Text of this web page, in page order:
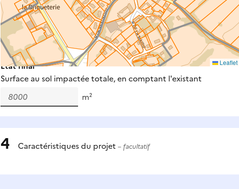
Leaflet
Nouveaux impacts
Surface au sol nouvellement impactée par le projet
m²
État final
Surface au sol impactée totale, en comptant l'existant
m²
Caractéristiques du projet – facultatif